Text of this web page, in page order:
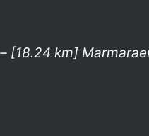
[18.24 km]